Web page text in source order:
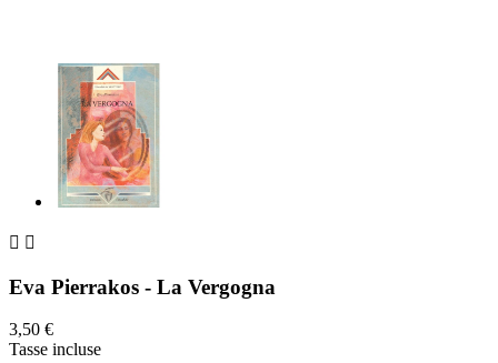
 
Eva Pierrakos - La Vergogna
3,50 €
Tasse incluse